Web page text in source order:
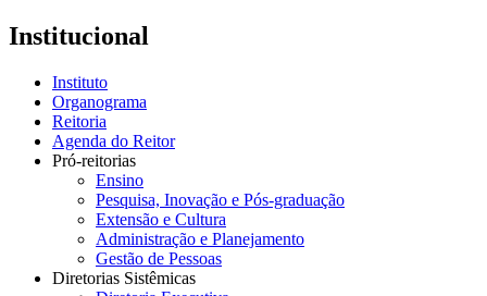
Institucional
Instituto
Organograma
Reitoria
Agenda do Reitor
Pró-reitorias
Ensino
Pesquisa, Inovação e Pós-graduação
Extensão e Cultura
Administração e Planejamento
Gestão de Pessoas
Diretorias Sistêmicas